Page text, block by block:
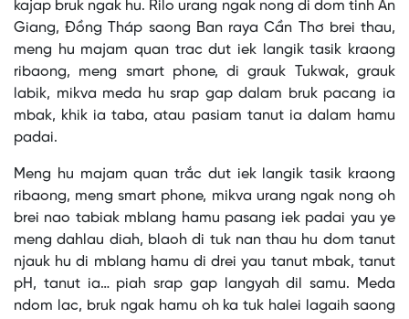
kajap bruk ngak hu. Rilo urang ngak nong di dom tinh An
Giang, Đồng Tháp saong Ban raya Cần Thơ brei thau,
meng hu majam quan trac dut iek langik tasik kraong
ribaong, meng smart phone, di grauk Tukwak, grauk
labik, mikva meda hu srap gap dalam bruk pacang ia
mbak, khik ia taba, atau pasiam tanut ia dalam hamu
padai.
Meng hu majam quan trắc dut iek langik tasik kraong
ribaong, meng smart phone, mikva urang ngak nong oh
brei nao tabiak mblang hamu pasang iek padai yau ye
meng dahlau diah, blaoh di tuk nan thau hu dom tanut
njauk hu di mblang hamu di drei yau tanut mbak, tanut
pH, tanut ia… piah srap gap langyah dil samu. Meda
ndom lac, bruk ngak hamu oh ka tuk halei lagaih saong